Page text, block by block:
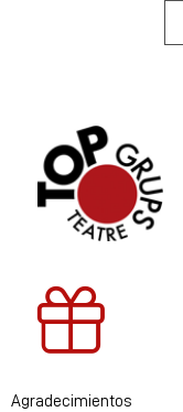
Agradecimientos